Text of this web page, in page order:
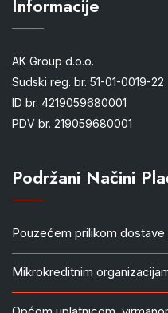
Informacije
AK Group d.o.o.
Sudski reg. br. 51-01-0019-22
ID br. 4219059680001
PDV br. 219059680001
Podržani Načini
Pouzećem prilikom dostave
Mikrokreditnim